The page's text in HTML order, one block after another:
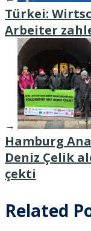
Türkei:
Arbeiter
→
Hamburg
Deniz Çelik
çekti
Related